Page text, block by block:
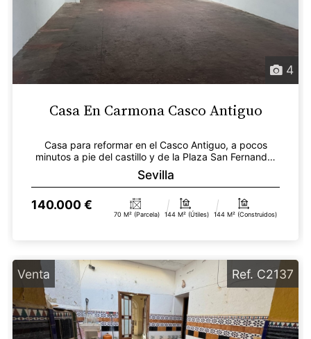
4
Casa En Carmona Casco Antiguo
Casa para reformar en el Casco Antiguo, a pocos
minutos a pie del castillo y de la Plaza San Fernando.
Ac...
Sevilla
140.000 €
70 M² (parcela) 144 M² (útiles) 144 M² (construidos)
Venta Ref. C2137